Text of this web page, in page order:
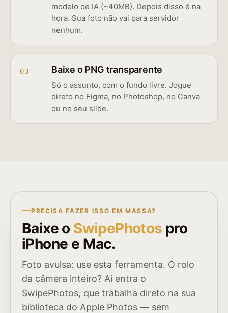
modelo de IA (~40MB). Depois disso é na
hora. Sua foto não vai para servidor
nenhum.
03 Baixe o PNG transparente
Só o assunto, com o fundo livre. Jogue
direto no Figma, no Photoshop, no Canva
ou no seu slide.
PRECISA FAZER ISSO EM MASSA?
Baixe o SwipePhotos pro
iPhone e Mac.
Foto avulsa: use esta ferramenta. O rolo
da câmera inteiro? Aí entra o
SwipePhotos, que trabalha direto na sua
biblioteca do Apple Photos — sem